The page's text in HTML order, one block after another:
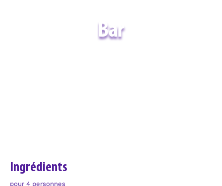
Bar
Ingrédients
pour 4 personnes